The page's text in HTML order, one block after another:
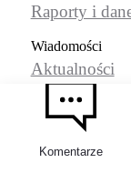
Raporty i
Wiadomości
Aktualności
Styl życia
Komentarze